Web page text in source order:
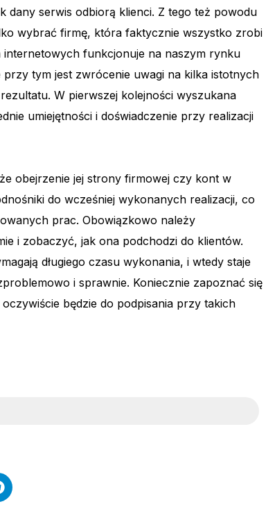
dany serwis odbiorą klienci. Z tego też powodu
wybrać firmę, która faktycznie wszystko zrobi
funkcjonuje na naszym rynku
tym jest zwrócenie uwagi na kilka istotnych
W pierwszej kolejności wyszukana
umiejętności i doświadczenie przy realizacji
obejrzenie jej strony firmowej czy kont w
do wcześniej wykonanych realizacji, co
prac. Obowiązkowo należy
i zobaczyć, jak ona podchodzi do klientów.
długiego czasu wykonania, i wtedy staje
i sprawnie. Koniecznie zapoznać się
będzie do podpisania przy takich